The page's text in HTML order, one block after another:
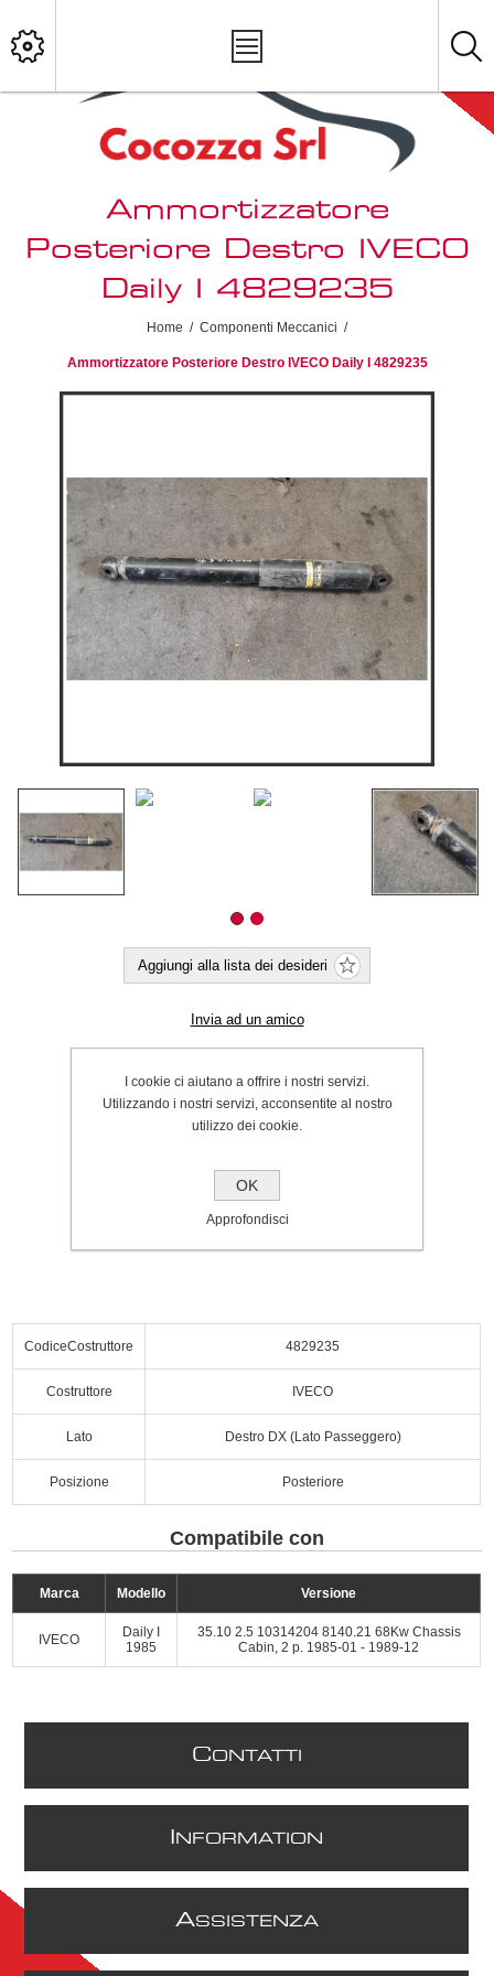
Ammortizzatore
Posteriore Destro IVECO
Daily I 4829235
Home / Componenti Meccanici /
Ammortizzatore Posteriore Destro IVECO Daily I 4829235
Aggiungi alla lista dei desideri
Invia ad un amico
Cod.: P000062826
SPEDIZIONE INCLUSA
€50.00
Acquista
CodiceCostruttore 4829235
Costruttore IVECO
Lato Destro DX (Lato Passeggero)
Posizione Posteriore
Compatibile con
Marca Modello Versione
IVECO
Daily I
1985
35.10 2.5 10314204 8140.21 68Kw Chassis
Cabin, 2 p. 1985-01 - 1989-12
CONTATTI
NFORMATION
ASSISTENZA
I cookie ci aiutano a offrire i nostri servizi.
Utilizzando i nostri servizi, acconsentite al nostro
utilizzo dei cookie.
OK
Approfondisci